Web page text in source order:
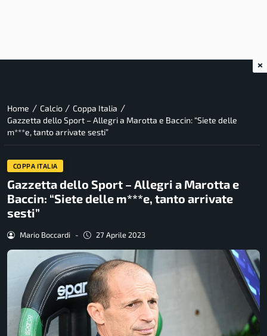
Home / Calcio / Coppa Italia /
Gazzetta dello Sport – Allegri a Marotta e Baccin: “Siete delle
m***e, tanto arrivate sesti”
COPPA ITALIA
Gazzetta dello Sport – Allegri a Marotta e
Baccin: “Siete delle m***e, tanto arrivate
sesti”
Mario Boccardi - 27 Aprile 2023
×